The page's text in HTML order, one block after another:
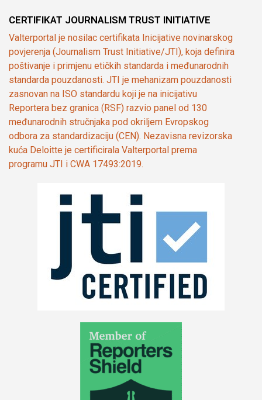
CERTIFIKAT JOURNALISM TRUST INITIATIVE
Valterportal je nosilac certifikata Inicijative novinarskog
povjerenja (Journalism Trust Initiative/JTI), koja definira
poštivanje i primjenu etičkih standarda i međunarodnih
standarda pouzdanosti. JTI je mehanizam pouzdanosti
zasnovan na ISO standardu koji je na inicijativu
Reportera bez granica (RSF) razvio panel od 130
međunarodnih stručnjaka pod okriljem Evropskog
odbora za standardizaciju (CEN). Nezavisna revizorska
kuća Deloitte je certificirala Valterportal prema
programu JTI i CWA 17493:2019.